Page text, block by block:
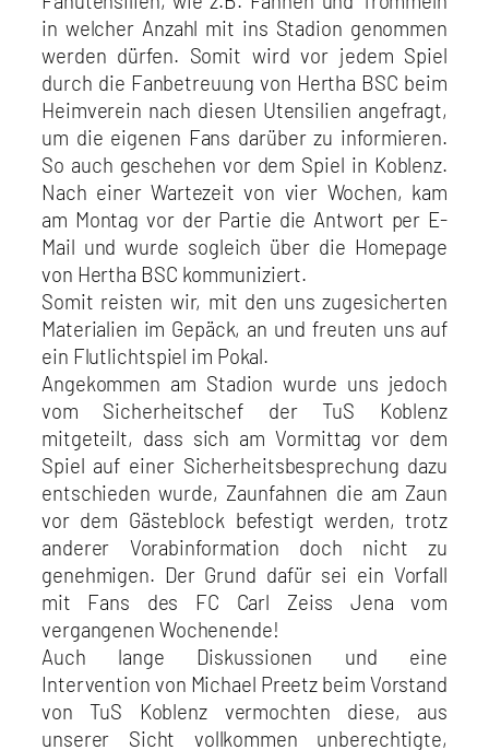
in welcher Anzahl mit ins Stadion genommen
werden dürfen. Somit wird vor jedem Spiel
durch die Fanbetreuung von Hertha BSC beim
Heimverein nach diesen Utensilien angefragt,
um die eigenen Fans darüber zu informieren.
So auch geschehen vor dem Spiel in Koblenz.
Nach einer Wartezeit von vier Wochen, kam
am Montag vor der Partie die Antwort per E-
Mail und wurde sogleich über die Homepage
von Hertha BSC kommuniziert.
Somit reisten wir, mit den uns zugesicherten
Materialien im Gepäck, an und freuten uns auf
ein Flutlichtspiel im Pokal.
Angekommen am Stadion wurde uns jedoch
vom Sicherheitschef der TuS Koblenz
mitgeteilt, dass sich am Vormittag vor dem
Spiel auf einer Sicherheitsbesprechung dazu
entschieden wurde, Zaunfahnen die am Zaun
vor dem Gästeblock befestigt werden, trotz
anderer Vorabinformation doch nicht zu
genehmigen. Der Grund dafür sei ein Vorfall
mit Fans des FC Carl Zeiss Jena vom
vergangenen Wochenende!
Auch lange Diskussionen und eine
Intervention von Michael Preetz beim Vorstand
von TuS Koblenz vermochten diese, aus
unserer Sicht vollkommen unberechtigte,